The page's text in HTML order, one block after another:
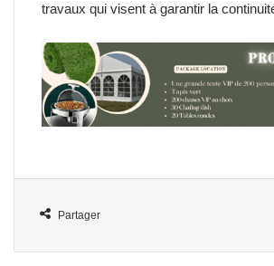
travaux qui visent à garantir la
Partager